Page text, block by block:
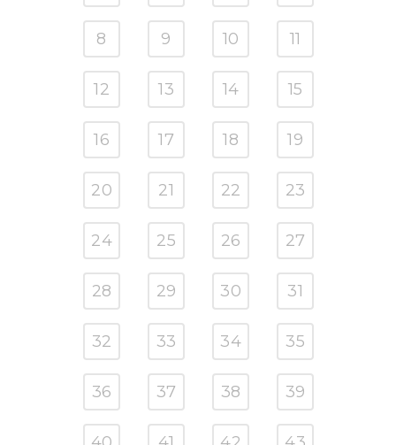
8 9 10 11
12 13 14 15
16 17 18 19
20 21 22 23
24 25 26 27
28 29 30 31
32 33 34 35
36 37 38 39